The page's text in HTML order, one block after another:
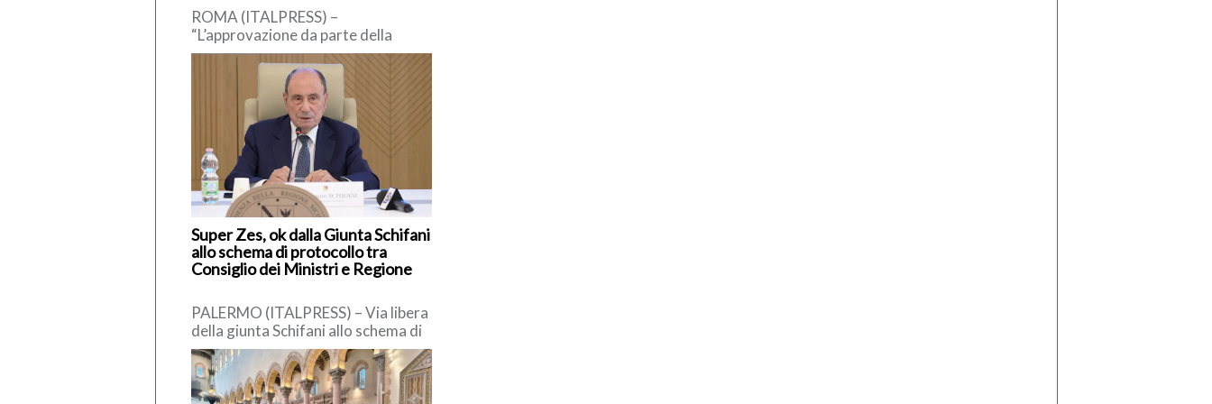
ROMA (ITALPRESS) –
“L’approvazione da parte della
Commissione europea della
proposta di revisione del PNRR
consente al Governo di rafforzare
Super Zes, ok dalla Giunta Schifani
allo schema di protocollo tra
Consiglio dei Ministri e Regione
PALERMO (ITALPRESS) – Via libera
della giunta Schifani allo schema di
protocollo tra la Regione Siciliana e
la presidenza del […]